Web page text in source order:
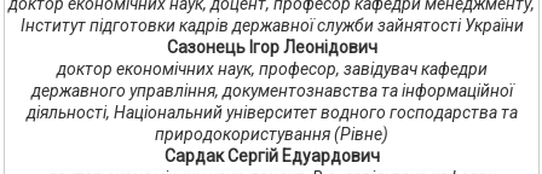
доктор економічних наук, доцент, професор кафедри менеджменту,
Інститут підготовки кадрів державної служби зайнятості України
Сазонець Ігор Леонідович
доктор економічних наук, професор, завідувач кафедри
державного управління, документознавства та інформаційної
діяльності, Національний університет водного господарства та
природокористування (Рівне)
Сардак Сергій Едуардович